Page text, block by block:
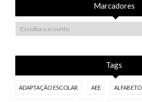
Marcadores
Tags
ADAPTAÇÃO ESCOLAR AEE ALFABETO